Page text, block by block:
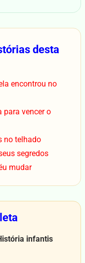
desta
encontrou no
para vencer o
no telhado
segredos
mudar
infantis